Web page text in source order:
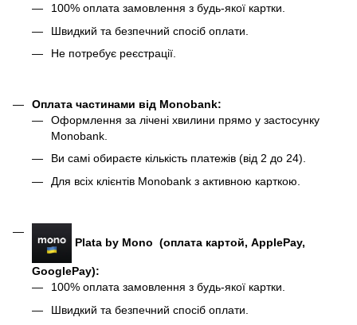
100% оплата замовлення з будь-якої картки.
Швидкий та безпечний спосіб оплати.
Не потребує реєстрації.
Оплата частинами від Monobank:
Оформлення за лічені хвилини прямо у застосунку
Monobank.
Ви самі обираєте кількість платежів (від 2 до 24).
Для всіх клієнтів Monobank з активною карткою.
Plata by Mono (оплата картой, ApplePay,
GooglePay):
100% оплата замовлення з будь-якої картки.
Швидкий та безпечний спосіб оплати.